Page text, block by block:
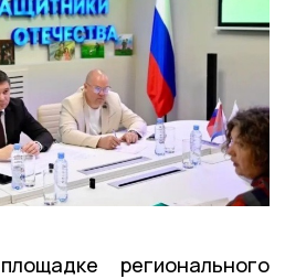
регионального